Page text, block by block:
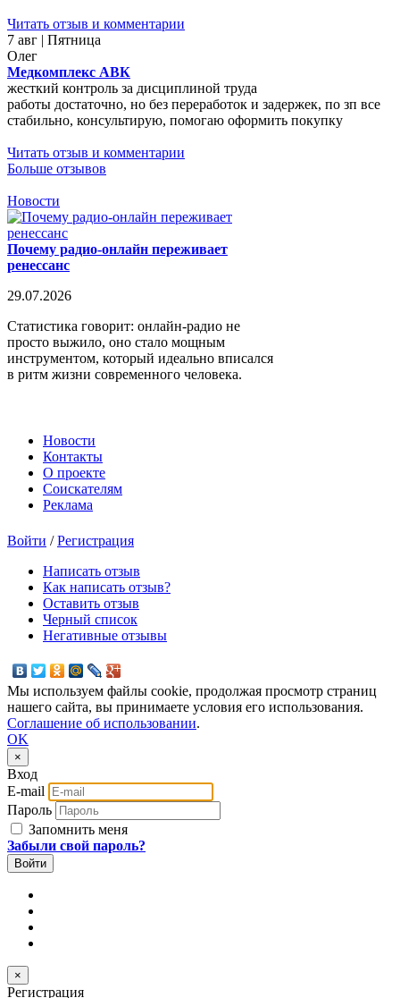
Читать отзыв и комментарии
7 авг | Пятница
Олег
Медкомплекс АВК
жесткий контроль за дисциплиной труда
работы достаточно, но без переработок и задержек, по зп все
стабильно, консультирую, помогаю оформить покупку
Читать отзыв и комментарии
Больше отзывов
Новости
Почему радио-онлайн переживает
ренессанс
29.07.2026
Статистика говорит: онлайн-радио не
просто выжило, оно стало мощным
инструментом, который идеально вписался
в ритм жизни современного человека.
Новости
Контакты
О проекте
Соискателям
Реклама
Войти /Регистрация
Написать отзыв
Как написать отзыв?
Оставить отзыв
Черный список
Негативные отзывы
Мы используем файлы cookie, продолжая просмотр страниц
нашего сайта, вы принимаете условия его использования.
Соглашение об использовании.
OK
×
Вход
E-mail
Пароль
Запомнить меня
Забыли свой пароль?
×
Регистрация